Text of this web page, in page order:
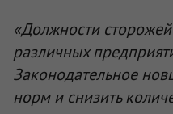
«Должности
различных
Законодательное
норм и снизить